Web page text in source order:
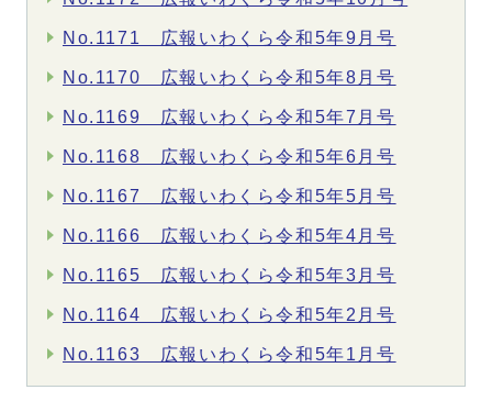
No.1171 広報いわくら令和5年9月号
No.1170 広報いわくら令和5年8月号
No.1169 広報いわくら令和5年7月号
No.1168 広報いわくら令和5年6月号
No.1167 広報いわくら令和5年5月号
No.1166 広報いわくら令和5年4月号
No.1165 広報いわくら令和5年3月号
No.1164 広報いわくら令和5年2月号
No.1163 広報いわくら令和5年1月号